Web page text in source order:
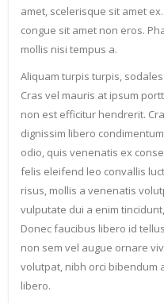
amet, scelerisque sit amet
congue sit amet non eros.
mollis nisi tempus a.
Aliquam turpis turpis,
Cras vel mauris at ipsum
non est efficitur hendrerit.
dignissim libero
odio, quis venenatis ex
felis eleifend leo convallis
risus, mollis a venenatis
vulputate dui a enim
Donec faucibus libero id
non sem vel augue ornare
volutpat, nibh orci bibendum
libero.